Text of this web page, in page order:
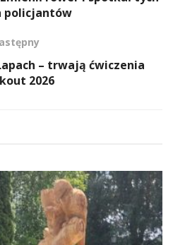
policjantów
– trwają ćwiczenia
2026